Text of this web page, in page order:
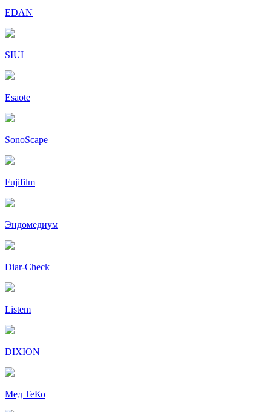
EDAN
SIUI
Esaote
SonoScape
Fujifilm
Эндомедиум
Diar-Cheсk
Listem
DIXION
Мед ТеКо